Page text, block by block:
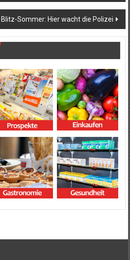
Blitz-Sommer: Hier wacht die Polizei